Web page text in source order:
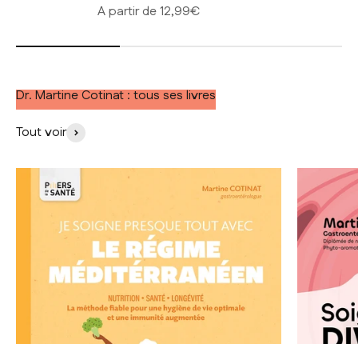
Prix de vente
A partir de 12,99€
Dr. Martine Cotinat : tous ses livres
Tout voir